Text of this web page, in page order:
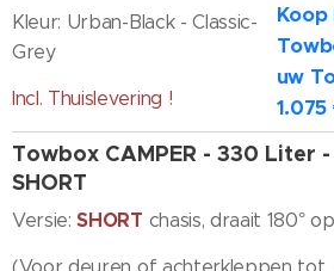
Kleur: Urban-Black - Classic-
Grey
Incl. Thuislevering !
Koop
uw
1.075
Towbox CAMPER - 330 Liter -
SHORT
Versie:SHORT chasis, draait 180°